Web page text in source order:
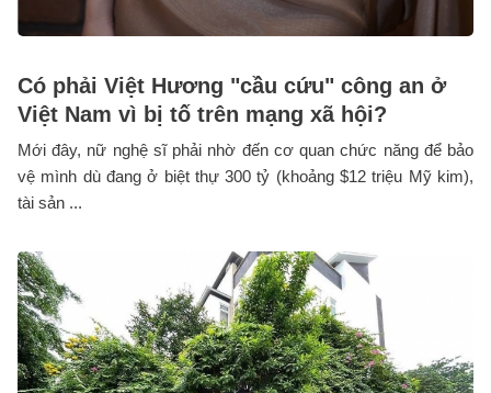
Có phải Việt Hương "cầu cứu" công an ở
Việt Nam vì bị tố trên mạng xã hội?
Mới đây, nữ nghệ sĩ phải nhờ đến cơ quan chức năng để bảo
vệ mình dù đang ở biệt thự 300 tỷ (khoảng $12 triệu Mỹ kim),
tài sản ...